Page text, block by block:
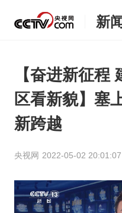
新
【奋进新征程
区看新貌】塞
新跨越
央视网 2022-05-02 20:01:07